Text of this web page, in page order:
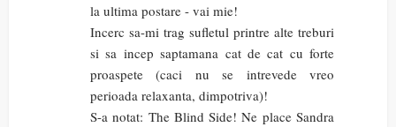
la ultima postare - vai mie!
Incerc sa-mi trag sufletul printre alte treburi
si sa incep saptamana cat de cat cu forte
proaspete (caci nu se intrevede vreo
perioada relaxanta, dimpotriva)!
S-a notat: The Blind Side! Ne place Sandra